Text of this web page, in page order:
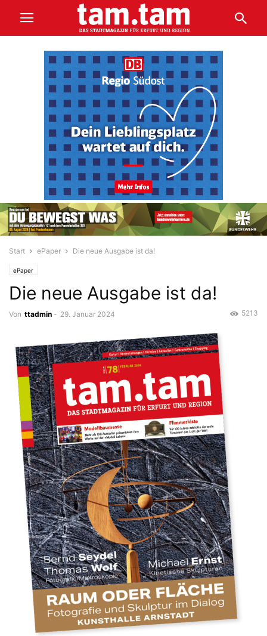
Start ePaper Die neue Ausgabe ist da!
ePaper
Die neue Ausgabe ist da!
Von ttadmin - 29. Januar 2024 5213